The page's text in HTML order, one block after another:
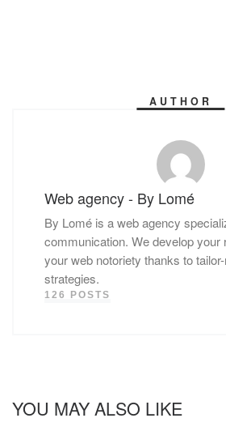
AUTHOR
Web agency - By Lomé
By Lomé is a web agency
communication. We develop your
your web notoriety thanks to
strategies.
126 POSTS
YOU MAY ALSO LIKE